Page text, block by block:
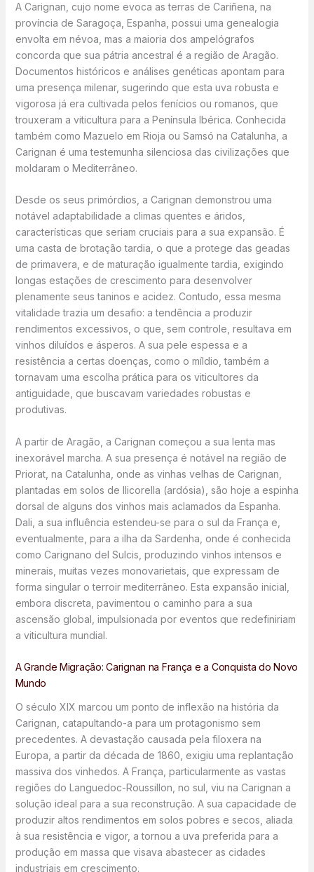
A Carignan, cujo nome evoca as terras de Cariñena, na
província de Saragoça, Espanha, possui uma genealogia
envolta em névoa, mas a maioria dos ampelógrafos
concorda que sua pátria ancestral é a região de Aragão.
Documentos históricos e análises genéticas apontam para
uma presença milenar, sugerindo que esta uva robusta e
vigorosa já era cultivada pelos fenícios ou romanos, que
trouxeram a viticultura para a Península Ibérica. Conhecida
também como Mazuelo em Rioja ou Samsó na Catalunha, a
Carignan é uma testemunha silenciosa das civilizações que
moldaram o Mediterrâneo.
Desde os seus primórdios, a Carignan demonstrou uma
notável adaptabilidade a climas quentes e áridos,
características que seriam cruciais para a sua expansão. É
uma casta de brotação tardia, o que a protege das geadas
de primavera, e de maturação igualmente tardia, exigindo
longas estações de crescimento para desenvolver
plenamente seus taninos e acidez. Contudo, essa mesma
vitalidade trazia um desafio: a tendência a produzir
rendimentos excessivos, o que, sem controle, resultava em
vinhos diluídos e ásperos. A sua pele espessa e a
resistência a certas doenças, como o míldio, também a
tornavam uma escolha prática para os viticultores da
antiguidade, que buscavam variedades robustas e
produtivas.
A partir de Aragão, a Carignan começou a sua lenta mas
inexorável marcha. A sua presença é notável na região de
Priorat, na Catalunha, onde as vinhas velhas de Carignan,
plantadas em solos de llicorella (ardósia), são hoje a espinha
dorsal de alguns dos vinhos mais aclamados da Espanha.
Dali, a sua influência estendeu-se para o sul da França e,
eventualmente, para a ilha da Sardenha, onde é conhecida
como Carignano del Sulcis, produzindo vinhos intensos e
minerais, muitas vezes monovarietais, que expressam de
forma singular o terroir mediterrâneo. Esta expansão inicial,
embora discreta, pavimentou o caminho para a sua
ascensão global, impulsionada por eventos que redefiniriam
a viticultura mundial.
A Grande Migração: Carignan na França e a Conquista do Novo
Mundo
O século XIX marcou um ponto de inflexão na história da
Carignan, catapultando-a para um protagonismo sem
precedentes. A devastação causada pela filoxera na
Europa, a partir da década de 1860, exigiu uma replantação
massiva dos vinhedos. A França, particularmente as vastas
regiões do Languedoc-Roussillon, no sul, viu na Carignan a
solução ideal para a sua reconstrução. A sua capacidade de
produzir altos rendimentos em solos pobres e secos, aliada
à sua resistência e vigor, a tornou a uva preferida para a
produção em massa que visava abastecer as cidades
industriais em crescimento.